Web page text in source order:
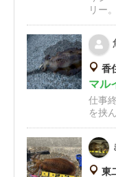
リー
香
マル
仕事
を挟
東